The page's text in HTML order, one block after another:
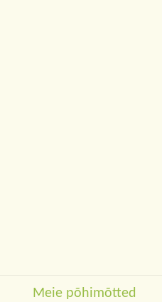
Meie põhimõtted